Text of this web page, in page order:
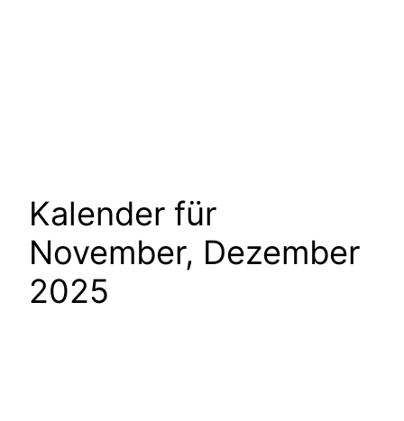
Kalender für
November, Dezember
2025